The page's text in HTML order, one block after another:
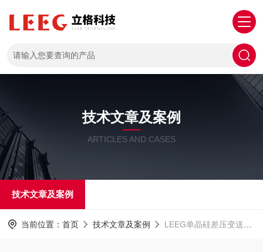
技术文章及案例
ARTICLES AND CASES
技术文章及案例
当前位置： 首页 技术文章及案例 LEEG单晶硅差压变送器如何在苛刻现场把“微弱差压”变成精准信号